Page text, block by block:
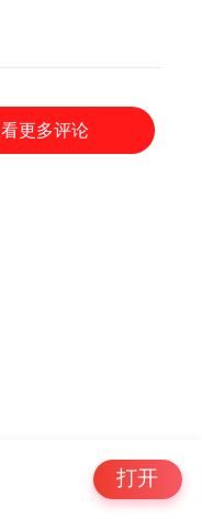
更多评论
打开